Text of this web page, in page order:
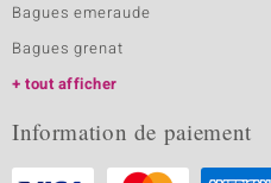
Bagues emeraude
Bagues grenat
tout afficher
Information de paiement